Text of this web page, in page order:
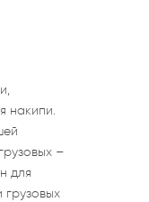
накипи.
–
для
грузовых